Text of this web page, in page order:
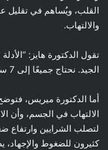
القلب، ويُساهم في تقليل
والالتهاب.
تقول الدكتورة هايز:
الجيد. نحتاج جميعًا إلى 7 ساعات نوم ليلي على الأقل”.
أما الدكتورة ميريس،
الالتهاب في الجسم، وأن
لتصلب الشرايين وارتفاع
كثيرون للضغوط والإجهاد،